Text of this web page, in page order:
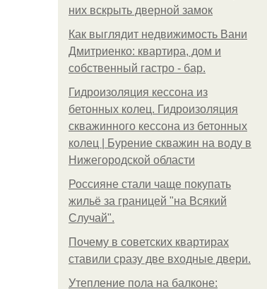
них вскрыть дверной замок
Как выглядит недвижимость Вани
Дмитриенко: квартира, дом и
собственный гастро - бар.
Гидроизоляция кессона из
бетонных колец. Гидроизоляция
скважинного кессона из бетонных
колец | Бурение скважин на воду в
Нижегородской области
Россияне стали чаще покупать
жильё за границей "на Всякий
Случай".
Почему в советских квартирах
ставили сразу две входные двери.
Утепление пола на балконе: